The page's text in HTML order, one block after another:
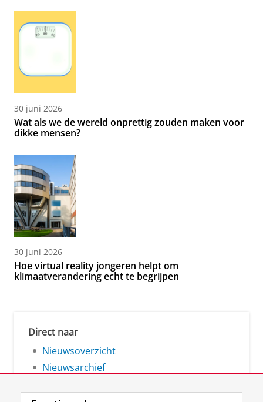
30 juni 2026
Wat als we de wereld onprettig zouden maken voor
dikke mensen?
30 juni 2026
Hoe virtual reality jongeren helpt om
klimaatverandering echt te begrijpen
Direct naar
Nieuwsoverzicht
Nieuwsarchief